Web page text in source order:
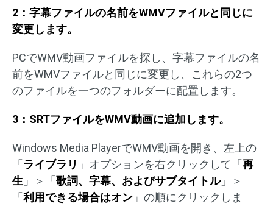
2：字幕ファイルの名前をWMVファイルと同じに
変更します。
PCでWMV動画ファイルを探し、字幕ファイルの名
前をWMVファイルと同じに変更し、これらの2つ
のファイルを一つのフォルダーに配置します。
3：SRTファイルをWMV動画に追加します。
Windows Media PlayerでWMV動画を開き、左上の
「 ライブラリ 」オプションを右クリックして「 再
生 」＞「 歌詞、字幕、およびサブタイトル」＞
「利用できる場合はオン 」の順にクリックしま